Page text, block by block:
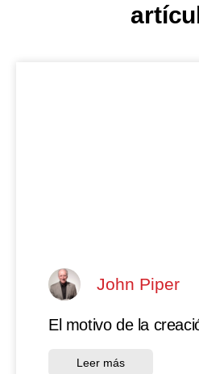
John Piper
El motivo de la
Leer más